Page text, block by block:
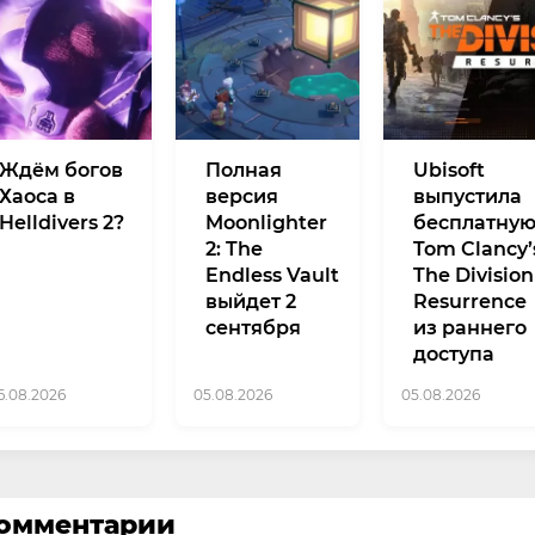
Ждём богов
Хаоса в
Helldivers 2?
Полная
версия
Moonlighter
2: The
Endless Vault
выйдет 2
сентября
05.08.2026
Ubisoft
выпустила
бесплатную
Tom
The Division
Resurrence
из раннего
доступа
05.08.2026